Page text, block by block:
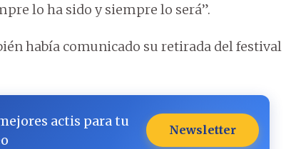
lo ha sido y siempre lo será”.
había comunicado su retirada del festival
actis para tu
Newsletter